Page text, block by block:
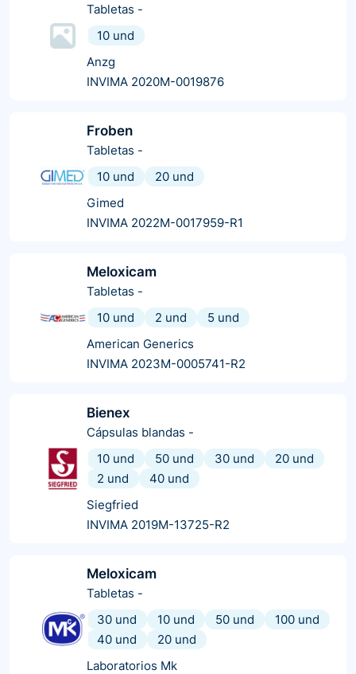
Tabletas -
10 und
Anzg
INVIMA 2020M-0019876
Froben
Tabletas -
10 und
20 und
Gimed
INVIMA 2022M-0017959-R1
Meloxicam
Tabletas -
10 und
2 und
5 und
American Generics
INVIMA 2023M-0005741-R2
Bienex
Cápsulas blandas -
10 und
50 und 30 und
20 und
2 und
40 und
Siegfried
INVIMA 2019M-13725-R2
Meloxicam
Tabletas -
30 und
10 und 50 und
100 und
40 und
20 und
Laboratorios Mk